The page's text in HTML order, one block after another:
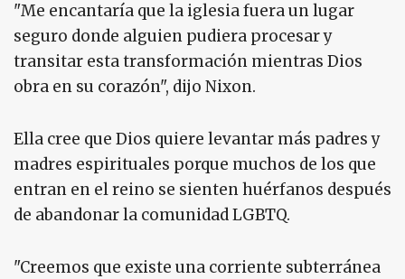
"Me encantaría que la iglesia fuera un lugar
seguro donde alguien pudiera procesar y
transitar esta transformación mientras Dios
obra en su corazón", dijo Nixon.
Ella cree que Dios quiere levantar más padres y
madres espirituales porque muchos de los que
entran en el reino se sienten huérfanos después
de abandonar la comunidad LGBTQ.
"Creemos que existe una corriente subterránea